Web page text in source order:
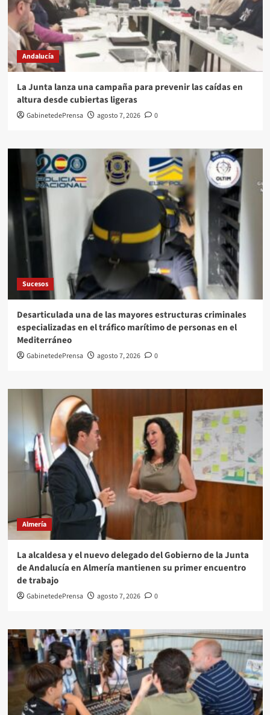
Andalucía
La Junta lanza una campaña para prevenir las caídas en
altura desde cubiertas ligeras
GabinetedePrensa agosto 7, 2026 0
Sucesos
Desarticulada una de las mayores estructuras criminales
especializadas en el tráfico marítimo de personas en el
Mediterráneo
GabinetedePrensa agosto 7, 2026 0
Almería
La alcaldesa y el nuevo delegado del Gobierno de la Junta
de Andalucía en Almería mantienen su primer encuentro
de trabajo
GabinetedePrensa agosto 7, 2026 0